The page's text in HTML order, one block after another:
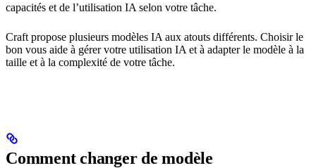
capacités et de l’utilisation IA selon votre tâche.
Craft propose plusieurs modèles IA aux atouts différents. Choisir le
bon vous aide à gérer votre utilisation IA et à adapter le modèle à la
taille et à la complexité de votre tâche.
Comment changer de modèle